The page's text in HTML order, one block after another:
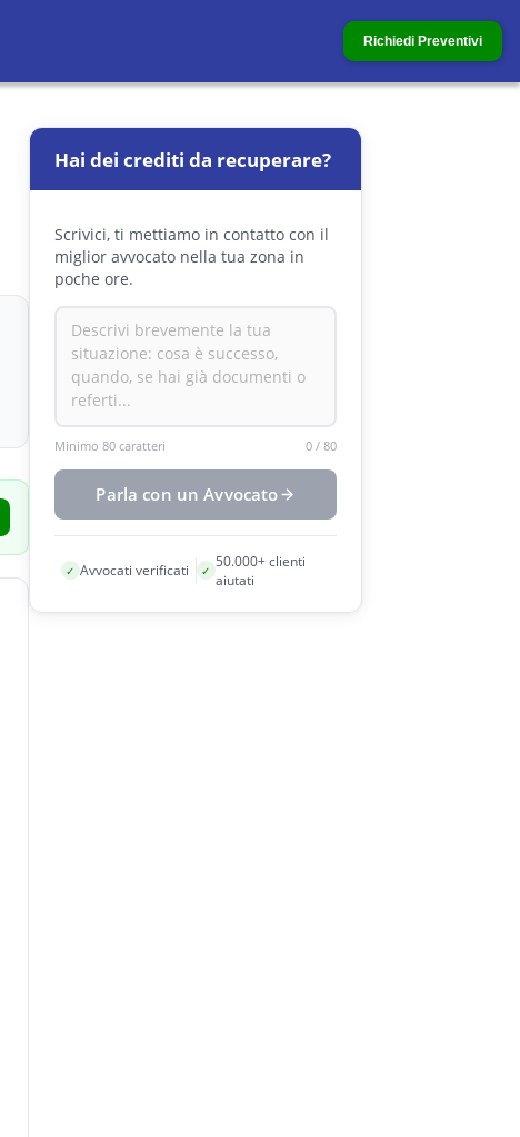
Richiedi Preventivi
Hai dei crediti da recuperare?
Scrivici, ti mettiamo in contatto con il
miglior avvocato nella tua zona in
poche ore.
Minimo 80 caratteri 0 / 80
Parla con un Avvocato
✓ Avvocati verificati ✓ 50.000+ clienti
aiutati